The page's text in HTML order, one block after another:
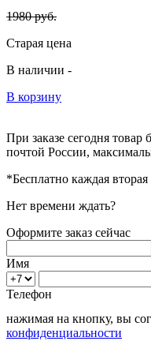
1980руб.
Старая цена
В наличии -
В корзину
При заказе сегодня товар
почтой России,
*Бесплатно каждая вторая
Нет времени ждать?
Оформите заказ сейчас
Имя
Телефон
нажимая на кнопку, вы
конфиденциальности